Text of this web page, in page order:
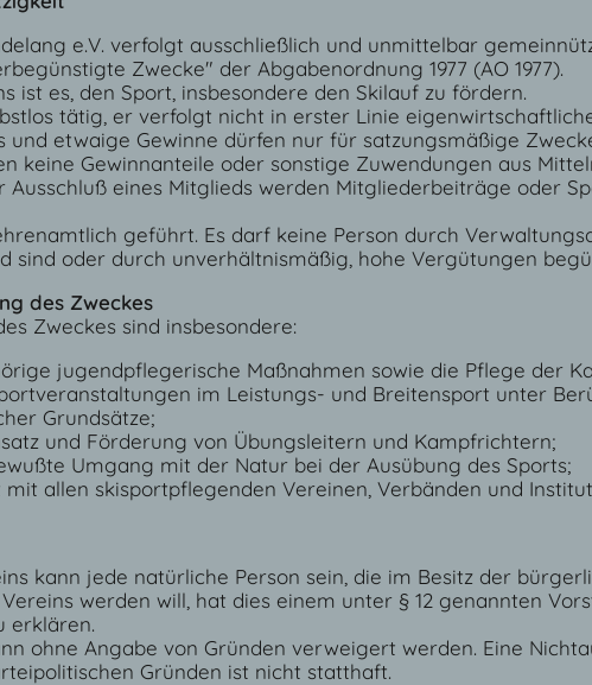
e.V. verfolgt ausschließlich und unmittelbar
Zwecke" der Abgabenordnung 1977 (AO 1977).
ist es, den Sport, insbesondere den Skilauf zu fördern.
tätig, er verfolgt nicht in erster Linie
und etwaige Gewinne dürfen nur für satzungsmäßige
keine Gewinnanteile oder sonstige Zuwendungen aus
Ausschluß eines Mitglieds werden Mitgliederbeiträge oder
geführt. Es darf keine Person durch
sind oder durch unverhältnismäßig, hohe Vergütungen
des Zweckes
Zweckes sind insbesondere:
jugendpflegerische Maßnahmen sowie die Pflege der
im Leistungs- und Breitensport unter
Grundsätze;
und Förderung von Übungsleitern und Kampfrichtern;
Umgang mit der Natur bei der Ausübung des Sports;
allen skisportpflegenden Vereinen, Verbänden und
kann jede natürliche Person sein, die im Besitz der
werden will, hat dies einem unter § 12 genannten
erklären.
ohne Angabe von Gründen verweigert werden. Eine
Gründen ist nicht statthaft.